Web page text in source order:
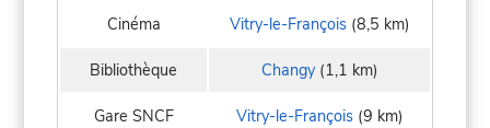
Cinéma Vitry-le-François(8,5 km)
Bibliothèque Changy(1,1 km)
Gare SNCF Vitry-le-François(9 km)